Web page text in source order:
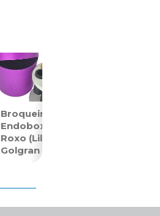
Broqueiro
Endobox
Roxo (Lilás)
Golgran